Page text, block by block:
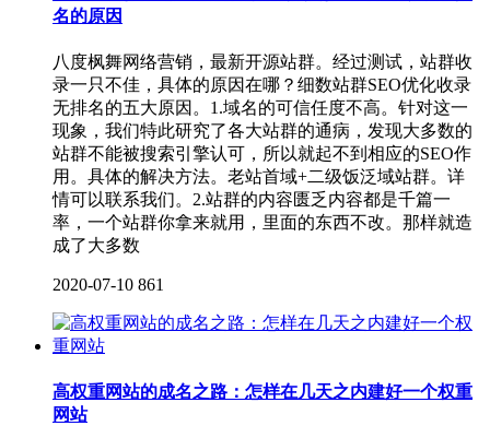
名的原因
八度枫舞网络营销，最新开源站群。经过测试，站群收
录一只不佳，具体的原因在哪？细数站群SEO优化收录
无排名的五大原因。1.域名的可信任度不高。针对这一
现象，我们特此研究了各大站群的通病，发现大多数的
站群不能被搜索引擎认可，所以就起不到相应的SEO作
用。具体的解决方法。老站首域+二级饭泛域站群。详
情可以联系我们。2.站群的内容匮乏内容都是千篇一
率，一个站群你拿来就用，里面的东西不改。那样就造
成了大多数
2020-07-10 861
高权重网站的成名之路：怎样在几天之内建好一个权重
网站